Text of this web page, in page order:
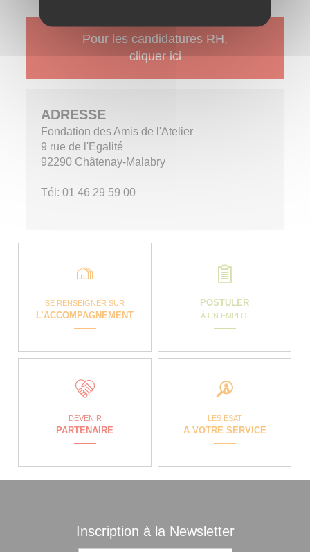
Pour les candidatures RH,
cliquer ici
ADRESSE
Fondation des Amis de l'Atelier
9 rue de l'Egalité
92290 Châtenay-Malabry
Tél: 01 46 29 59 00
SE RENSEIGNER SUR
L’ACCOMPAGNEMENT
POSTULER
À UN EMPLOI
DEVENIR
PARTENAIRE
LES ESAT
A VOTRE SERVICE
Inscription à la Newsletter